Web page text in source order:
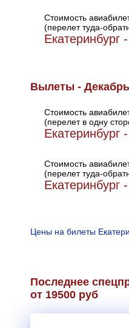
Стоимость
(перелет туда-
Екатеринбург
Вылеты -
Стоимость
(перелет в одну
Екатеринбург
Стоимость
(перелет туда-
Екатеринбург
Цены на билеты
Последнее
от 19500 руб